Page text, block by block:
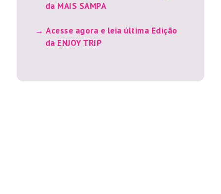
da MAIS SAMPA
Acesse agora e leia última Edição
da ENJOY TRIP